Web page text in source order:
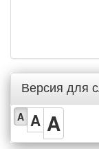
Версия для
A A A